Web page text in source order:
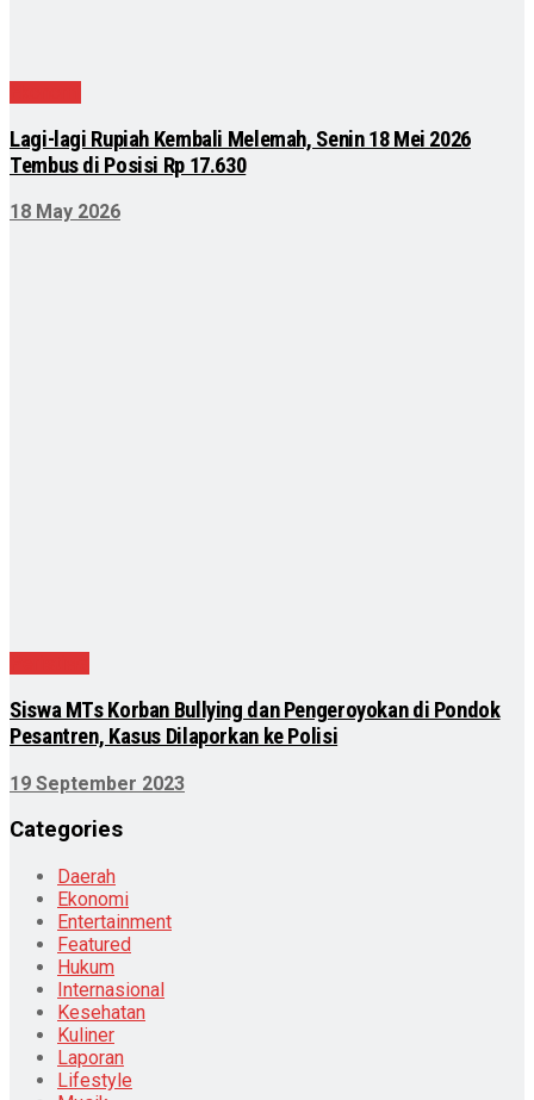
Lagi-lagi Rupiah Kembali Melemah, Senin 18 Mei 2026
Tembus di Posisi Rp 17.630
18 May 2026
Siswa MTs Korban Bullying dan Pengeroyokan di Pondok
Pesantren, Kasus Dilaporkan ke Polisi
19 September 2023
Categories
Daerah
Ekonomi
Entertainment
Featured
Hukum
Internasional
Kesehatan
Kuliner
Laporan
Lifestyle